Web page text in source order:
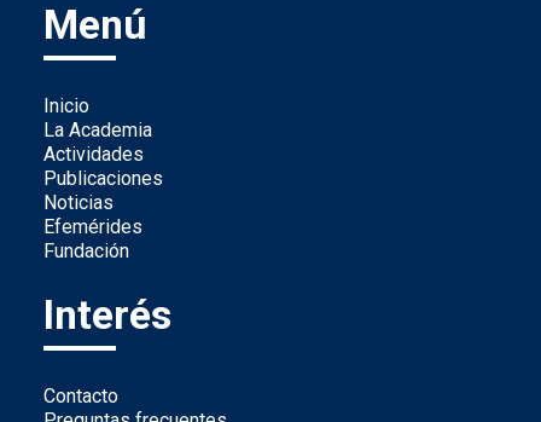
Menú
Inicio
La Academia
Actividades
Publicaciones
Noticias
Efemérides
Fundación
Interés
Contacto